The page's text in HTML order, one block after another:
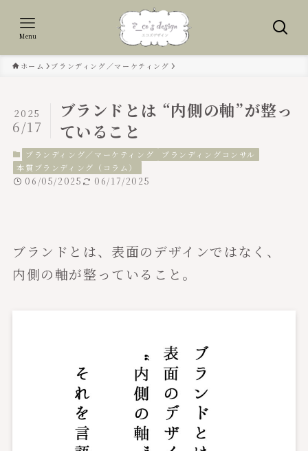
Menu
ホーム ブランディング／マーケティング
ブランドとは “内側の軸”が整っ
ていること
2025
6/17
ブランディング／マーケティング
ブランディングコンサル
本質ブランディング（コラム）
06/05/2025 06/17/2025
ブランドとは、表面のデザインではなく、
内側の軸が整っていること。